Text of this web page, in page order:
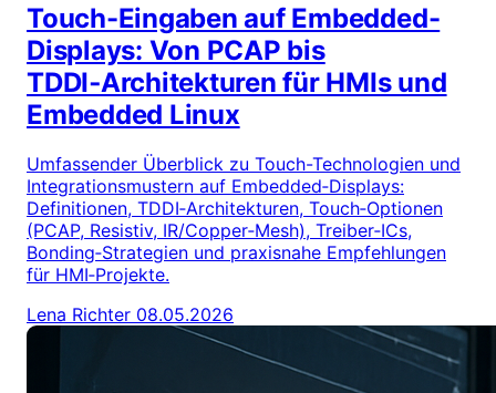
Touch-Eingaben auf Embedded-
Displays: Von PCAP bis
TDDI‑Architekturen für HMIs und
Embedded Linux
Umfassender Überblick zu Touch-Technologien und
Integrationsmustern auf Embedded‑Displays:
Definitionen, TDDI‑Architekturen, Touch‑Optionen
(PCAP, Resistiv, IR/Copper‑Mesh), Treiber‑ICs,
Bonding‑Strategien und praxisnahe Empfehlungen
für HMI‑Projekte.
Lena Richter 08.05.2026